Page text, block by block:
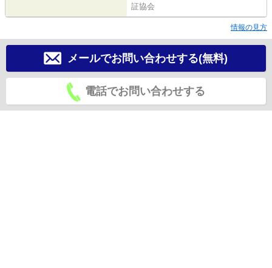
証協会
情報の見方
メールでお問い合わせする(無料)
電話でお問い合わせする